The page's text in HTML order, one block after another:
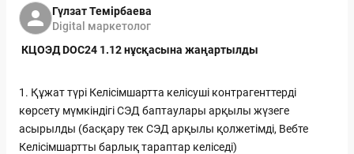
Гүлзат Темірбаева
Digital маркетолог
КЦОЭД DOC24 1.12 нұсқасына жаңартылды
1. Құжат түрі Келісімшартта келісуші контрагенттерді
көрсету мүмкіндігі СЭД баптаулары арқылы жүзеге
асырылды (басқару тек СЭД арқылы қолжетімді, Вебте
Келісімшартты барлық тараптар келіседі)